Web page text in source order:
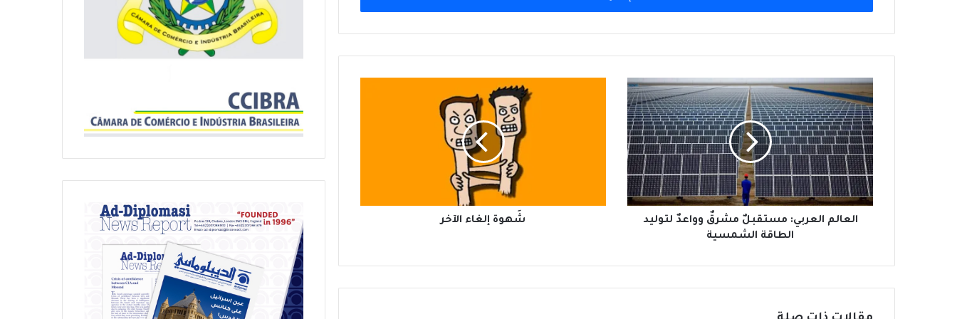
العالم
العربي:
مستقبلٌ
مشرقٌ
وواعدٌ
لتوليد
الطاقة
الشمسية
العالم العربي: مستقبلٌ مشرقٌ وواعدٌ لتوليد
الطاقة الشمسية
شَهوة إلغاء الآخر